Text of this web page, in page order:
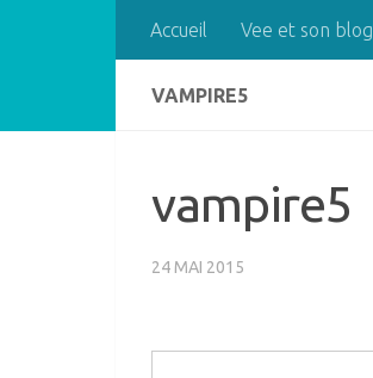
Skip to contentAccueil Vee et son blog
VAMPIRE5
vampire5
24 MAI 2015